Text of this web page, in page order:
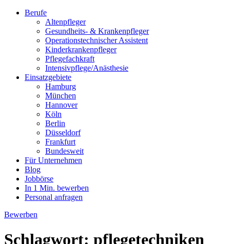
Berufe
Altenpfleger
Gesundheits- & Krankenpfleger
Operationstechnischer Assistent
Kinderkrankenpfleger
Pflegefachkraft
Intensivpflege/Anästhesie
Einsatzgebiete
Hamburg
München
Hannover
Köln
Berlin
Düsseldorf
Frankfurt
Bundesweit
Für Unternehmen
Blog
Jobbörse
In 1 Min. bewerben
Personal anfragen
Bewerben
Schlagwort: pflegetechniken